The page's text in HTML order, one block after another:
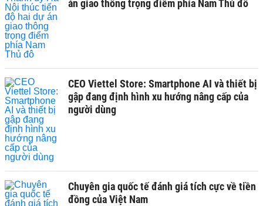
án giao thông trọng điểm phía Nam Thủ đô
CEO Viettel Store: Smartphone AI và thiết bị
gập đang định hình xu hướng nâng cấp của
người dùng
Chuyên gia quốc tế đánh giá tích cực về tiền
đồng của Việt Nam